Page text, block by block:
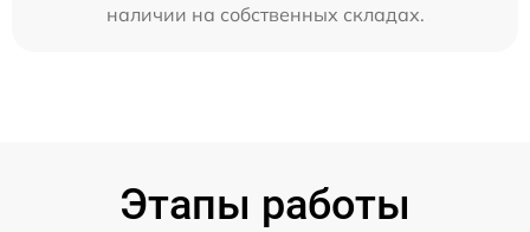
наличии на собственных складах.
Этапы работы